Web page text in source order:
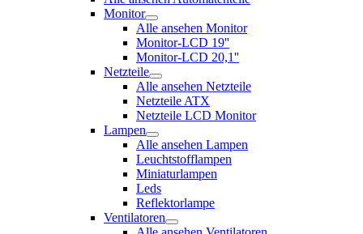
Monitor
Alle ansehen Monitor
Monitor-LCD 19''
Monitor-LCD 20,1''
Netzteile
Alle ansehen Netzteile
Netzteile ATX
Netzteile LCD Monitor
Lampen
Alle ansehen Lampen
Leuchtstofflampen
Miniaturlampen
Leds
Reflektorlampe
Ventilatoren